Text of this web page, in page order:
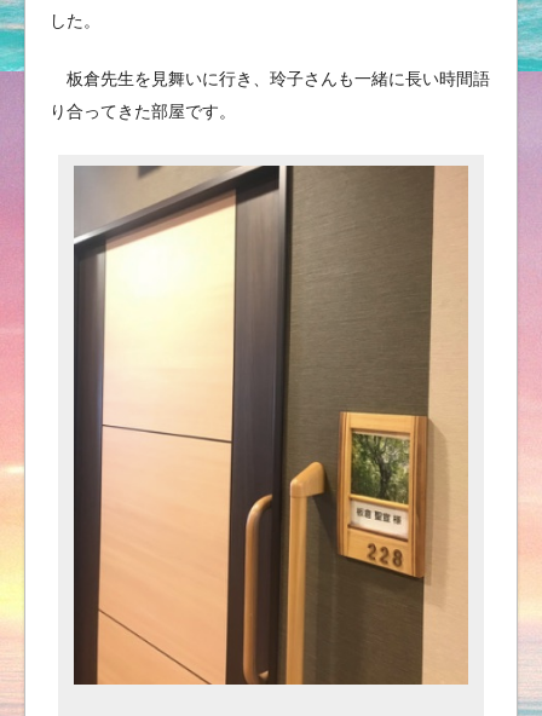
した。
板倉先生を見舞いに行き、玲子さんも一緒に長い時間語
り合ってきた部屋です。